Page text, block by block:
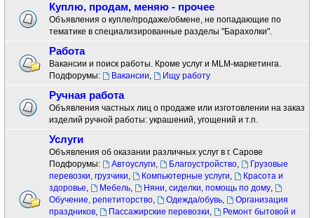
Куплю, продам, меняю - прочее
Объявления о купле/продаже/обмене, не попадающие по
тематике в специализированные разделы "Барахолки".
Работа
Вакансии и поиск работы. Кроме услуг и MLM-маркетинга.
Подфорумы:
Вакансии, Ищу работу
Ручная работа
Объявления частных лиц о продаже или изготовлении на заказ
изделий ручной работы: украшений, угощений и т.п.
Услуги
Объявления об оказании различных услуг в г. Сарове
Подфорумы:
Автоуслуги, Благоустройство,
Грузовые
перевозки, грузчики, Компьютерные услуги,
Красота и
здоровье, Мебель, Няни, сиделки, помощь по дому,
Обучение, репетиторство, Одежда/обувь,
Организация
праздников, Пассажирские перевозки,
Ремонт бытовой и